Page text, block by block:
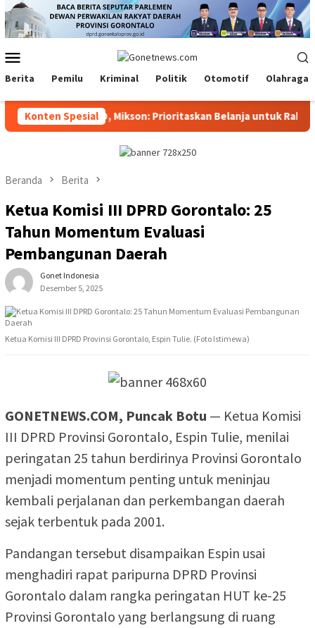
Loncat
ke
konten
Mobile
Berita Pemilu Kriminal Politik Otomotif Olahraga
Konten Spesial
22 OPD, Mikson: Prioritaskan Belanja untuk Rakyat
Beranda Berita
Ketua Komisi III DPRD Gorontalo: 25
Tahun Momentum Evaluasi
Pembangunan Daerah
Gonet Indonesia
Desember 5, 2025
Ketua Komisi III DPRD Provinsi Gorontalo, Espin Tulie. (Foto Istimewa)
GONETNEWS.COM, Puncak Botu — Ketua Komisi
III DPRD Provinsi Gorontalo, Espin Tulie, menilai
peringatan 25 tahun berdirinya Provinsi Gorontalo
menjadi momentum penting untuk meninjau
kembali perjalanan dan perkembangan daerah
sejak terbentuk pada 2001.
Pandangan tersebut disampaikan Espin usai
menghadiri rapat paripurna DPRD Provinsi
Gorontalo dalam rangka peringatan HUT ke-25
Provinsi Gorontalo yang berlangsung di ruang